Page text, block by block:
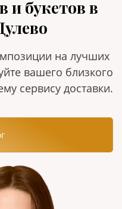
и букетов в
на лучших
вашего близкого
сервису доставки.